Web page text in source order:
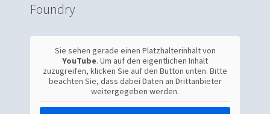
Foundry
Sie sehen gerade einen Platzhalterinhalt von
YouTube. Um auf den eigentlichen Inhalt
zuzugreifen, klicken Sie auf den Button unten. Bitte
beachten Sie, dass dabei Daten an Drittanbieter
weitergegeben werden.